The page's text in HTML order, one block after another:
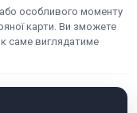
особливого моменту
карти. Ви зможете
саме виглядатиме